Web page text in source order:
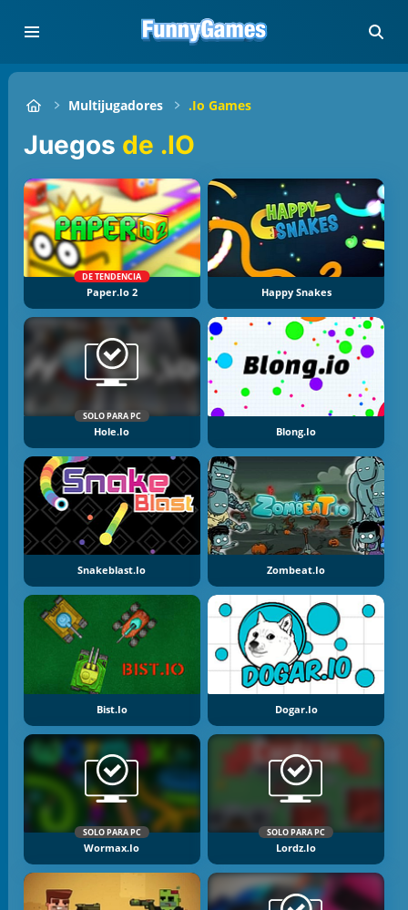
Multijugadores .io Games
Juegos de .IO
DE TENDENCIA
Paper.io 2 Happy Snakes
SOLO PARA PC
Hole.io Blong.io
Snakeblast.io Zombeat.io
Bist.io Dogar.io
SOLO PARA PC
Wormax.io
SOLO PARA PC
Lordz.io